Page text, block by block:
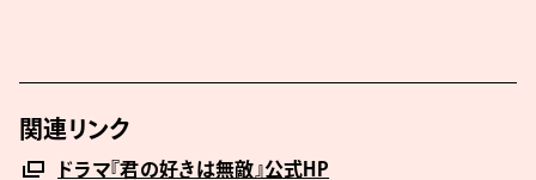
関連リンク
ドラマ『君の好きは無敵』公式HP